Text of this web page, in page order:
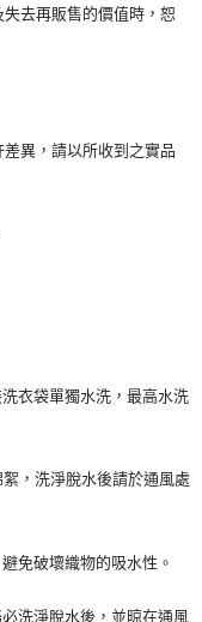
若發現惡意使用之情形，
去再販售的價值時，恕
異，請以所收到之實品
衣袋單獨水洗，最高水洗
，洗淨脫水後請於通風處
免破壞織物的吸水性。
洗淨脫水後，並晾在通風